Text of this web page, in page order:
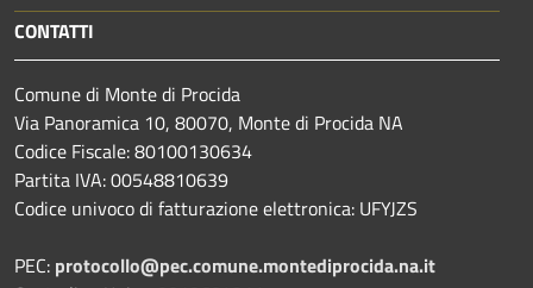
CONTATTI
Comune di Monte di Procida
Via Panoramica 10, 80070, Monte di Procida NA
Codice Fiscale: 80100130634
Partita IVA: 00548810639
Codice univoco di fatturazione elettronica: UFYJZS
PEC: protocollo@pec.comune.montediprocida.na.it